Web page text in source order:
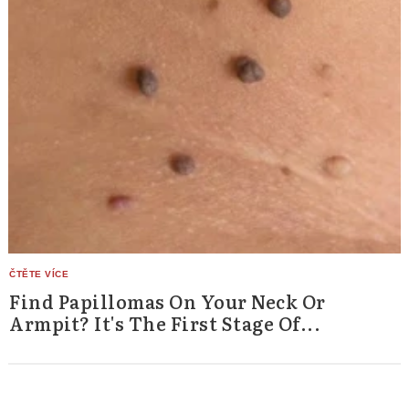
Find Papillomas On Your Neck Or
Armpit? It's The First Stage Of...